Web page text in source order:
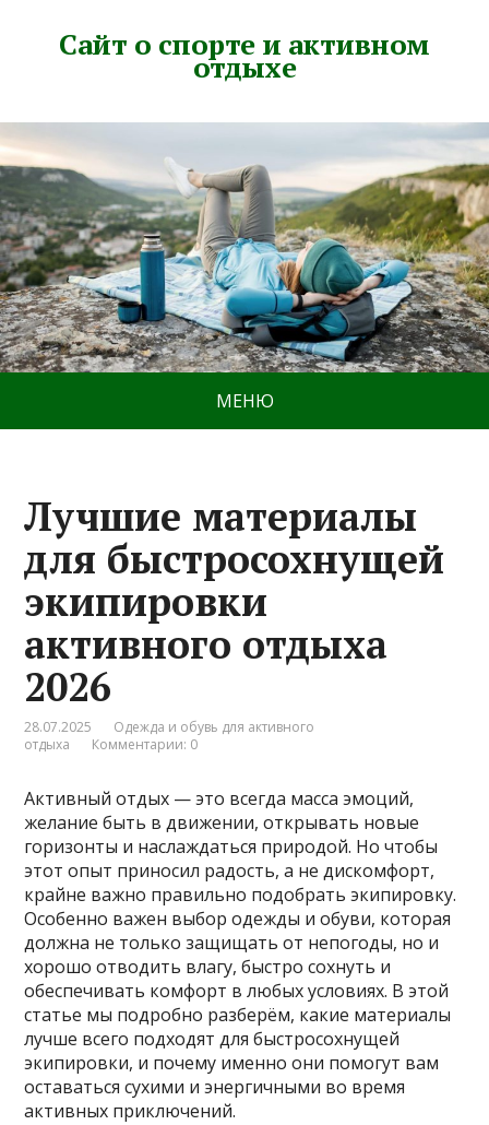
Сайт о спорте и активном
отдыхе
МЕНЮ
Лучшие материалы
для быстросохнущей
экипировки
активного отдыха
2026
28.07.2025
Одежда и обувь для активного
отдыха
Комментарии: 0
Активный отдых — это всегда масса эмоций,
желание быть в движении, открывать новые
горизонты и наслаждаться природой. Но чтобы
этот опыт приносил радость, а не дискомфорт,
крайне важно правильно подобрать экипировку.
Особенно важен выбор одежды и обуви, которая
должна не только защищать от непогоды, но и
хорошо отводить влагу, быстро сохнуть и
обеспечивать комфорт в любых условиях. В этой
статье мы подробно разберём, какие материалы
лучше всего подходят для быстросохнущей
экипировки, и почему именно они помогут вам
оставаться сухими и энергичными во время
активных приключений.